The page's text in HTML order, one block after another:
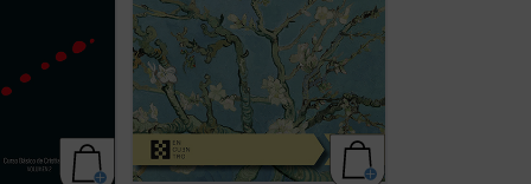
concreta, que
cada
perspectiva: las necesidades del
corazón, apagadas, olvidadas y
sofocadas, solo se reactivan ...
(ver
ficha)